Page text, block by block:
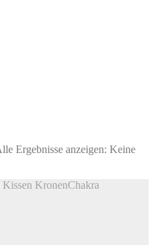
Ergebnisse anzeigen: Keine
Kissen KronenChakra